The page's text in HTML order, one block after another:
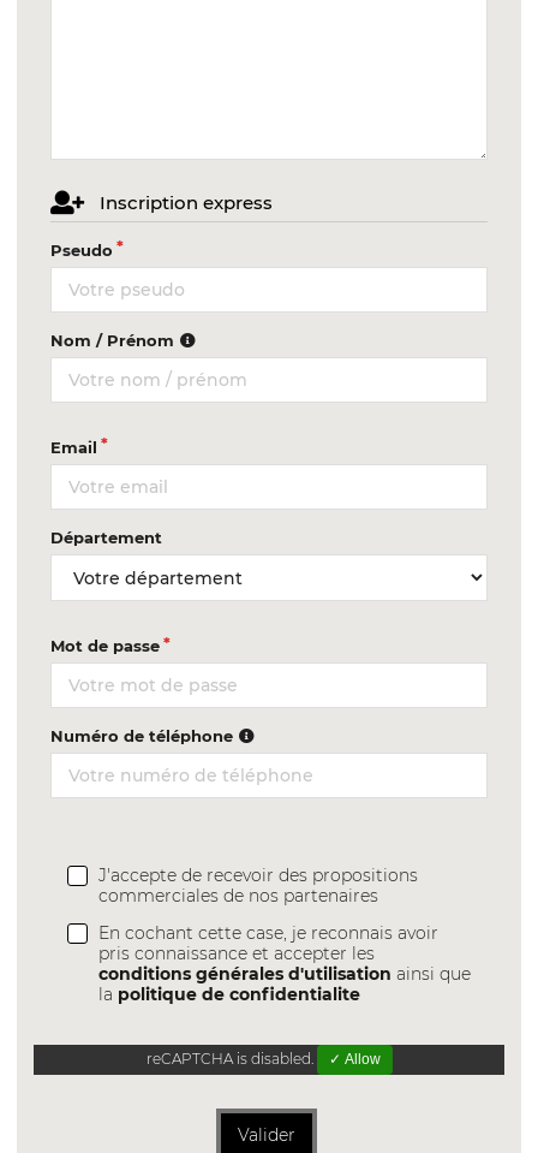
Inscription express
Pseudo
Nom / Prénom
Email
Département
Mot de passe
Numéro de téléphone
J'accepte de recevoir des propositions
commerciales de nos partenaires
En cochant cette case, je reconnais avoir
pris connaissance et accepter les
conditions générales d'utilisation ainsi que
la politique de confidentialite
reCAPTCHA is disabled. ✓ Allow
Valider